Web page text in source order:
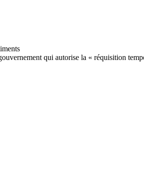
qui autorise la « réquisition